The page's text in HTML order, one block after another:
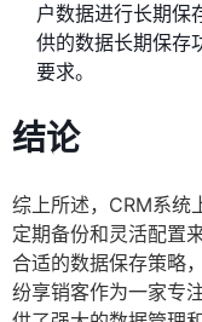
户数据进行长期保
供的数据长期保存
要求。
结论
综上所述，CRM系统
定期备份和灵活配置
合适的数据保存策略
纷享销客作为一家专